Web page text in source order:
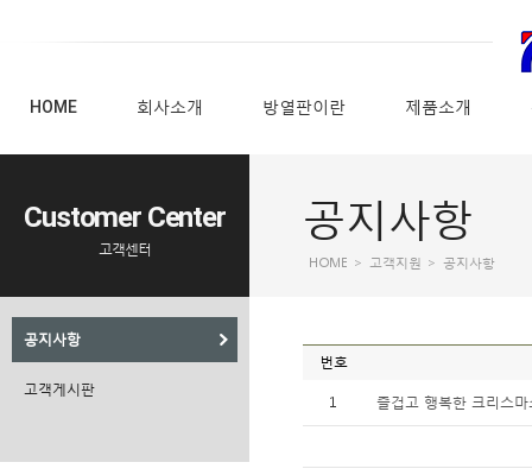
HOME 회사소개 방열판이란 제품소개
Customer Center
고객센터
공지사항
고객게시판
공지사항
HOME > 고객지원 > 공지사항
번호
1 즐겁고 행복한 크리스마